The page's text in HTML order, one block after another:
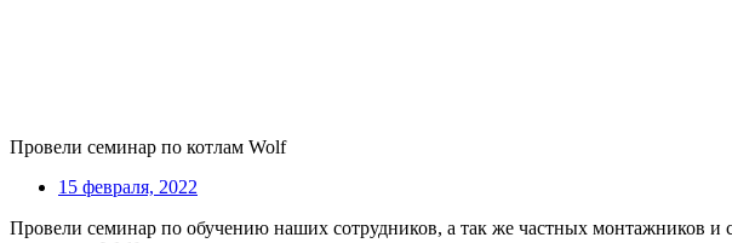
Провели семинар по котлам Wolf
15 февраля, 2022
Провели семинар по обучению наших сотрудников, а так же частных монтажников